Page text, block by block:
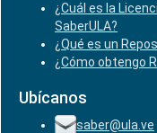
¿Cuál es la
SaberULA?
¿Qué es un
¿Cómo obtengo
Ubícanos
saber@ula.ve